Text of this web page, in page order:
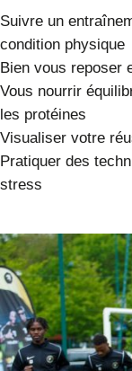
Suivre un
condition physique
Bien vous reposer
Vous nourrir
les protéines
Visualiser votre
Pratiquer des
stress